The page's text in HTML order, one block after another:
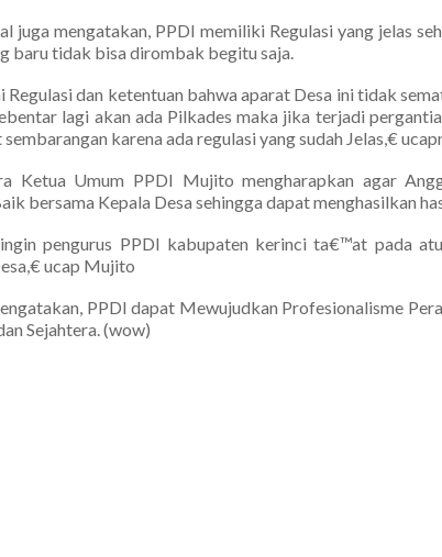
juga mengatakan, PPDI memiliki Regulasi yang jelas
baru tidak bisa dirombak begitu saja.
Regulasi dan ketentuan bahwa aparat Desa ini tidak
lagi akan ada Pilkades maka jika terjadi
karena ada regulasi yang sudah Jelas,€
Ketua Umum PPDI Mujito mengharapkan agar
bersama Kepala Desa sehingga dapat menghasilkan
pengurus PPDI kabupaten kerinci ta€™at pada
ucap Mujito
PPDI dapat Mewujudkan Profesionalisme
Sejahtera. (wow)